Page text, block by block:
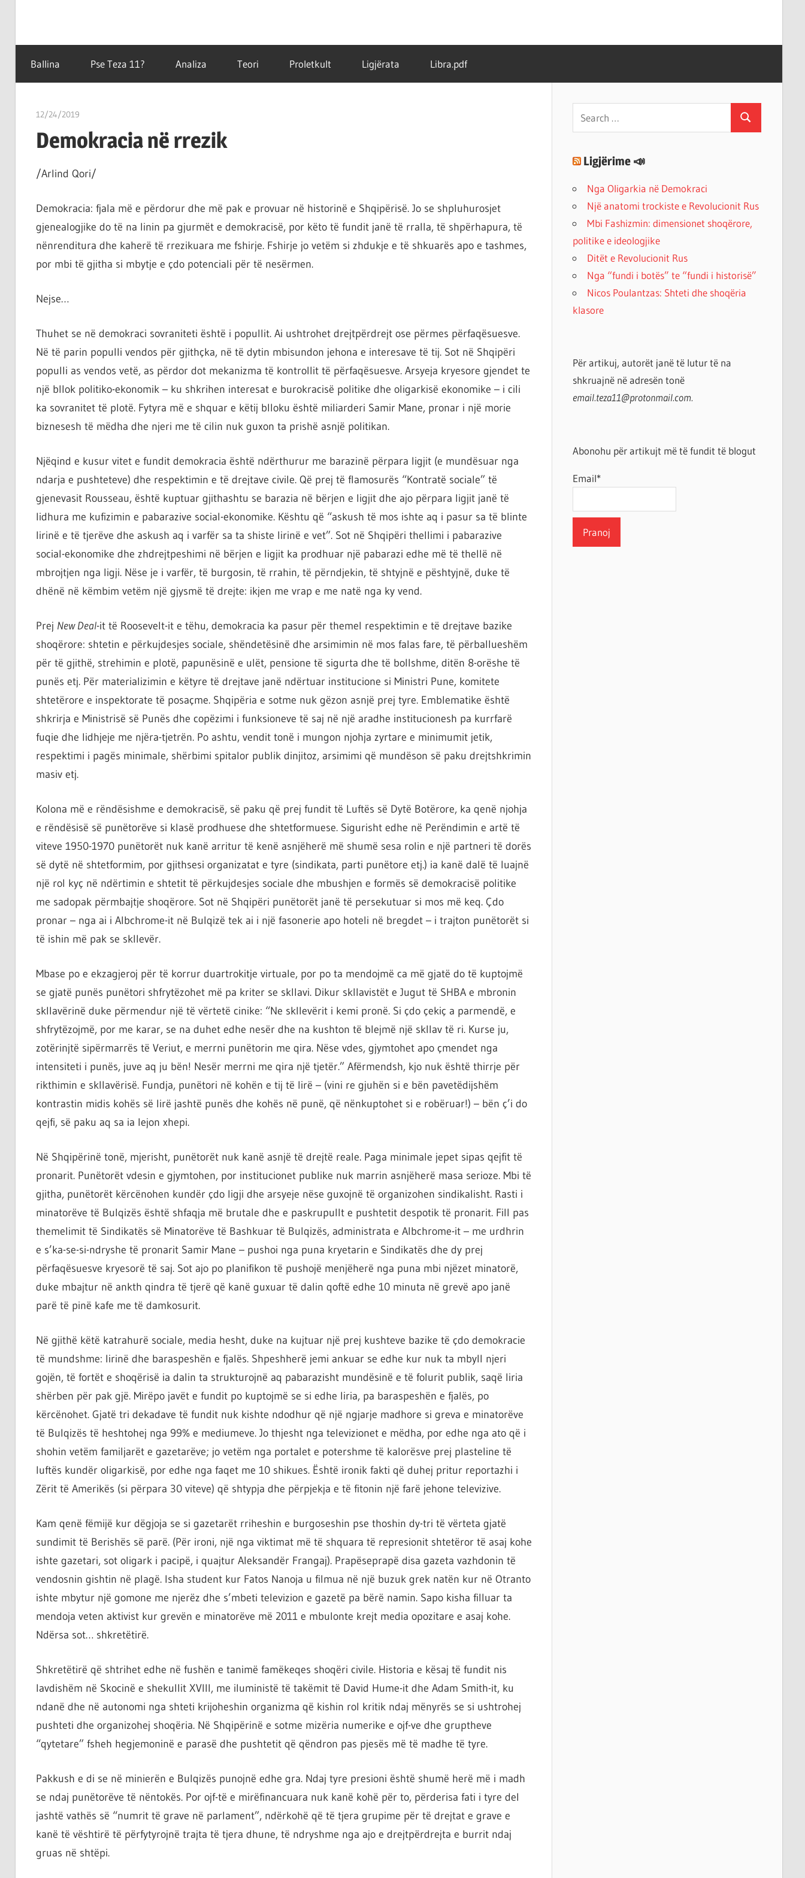
Teza
11
vetëm
e
kanë
në
mënyra
të
ndryshme
por
çështja
është
ta
atë.
Ballina Pse Teza 11? Analiza Teori Proletkult Ligjërata Libra.pdf
12/24/2019
Demokracia në rrezik
/Arlind Qori/
Demokracia: fjala më e përdorur dhe më pak e provuar në historinë e Shqipërisë. Jo se shpluhurosjet
gjenealogjike do të na linin pa gjurmët e demokracisë, por këto të fundit janë të rralla, të shpërhapura, të
nënrenditura dhe kaherë të rrezikuara me fshirje. Fshirje jo vetëm si zhdukje e të shkuarës apo e tashmes,
por mbi të gjitha si mbytje e çdo potenciali për të nesërmen.
Nejse…
Thuhet se në demokraci sovraniteti është i popullit. Ai ushtrohet drejtpërdrejt ose përmes përfaqësuesve.
Në të parin populli vendos për gjithçka, në të dytin mbisundon jehona e interesave të tij. Sot në Shqipëri
populli as vendos vetë, as përdor dot mekanizma të kontrollit të përfaqësuesve. Arsyeja kryesore gjendet te
një bllok politiko-ekonomik – ku shkrihen interesat e burokracisë politike dhe oligarkisë ekonomike – i cili
ka sovranitet të plotë. Fytyra më e shquar e këtij blloku është miliarderi Samir Mane, pronar i një morie
biznesesh të mëdha dhe njeri me të cilin nuk guxon ta prishë asnjë politikan.
Njëqind e kusur vitet e fundit demokracia është ndërthurur me barazinë përpara ligjit (e mundësuar nga
ndarja e pushteteve) dhe respektimin e të drejtave civile. Që prej të flamosurës “Kontratë sociale” të
gjenevasit Rousseau, është kuptuar gjithashtu se barazia në bërjen e ligjit dhe ajo përpara ligjit janë të
lidhura me kufizimin e pabarazive social-ekonomike. Kështu që “askush të mos ishte aq i pasur sa të blinte
lirinë e të tjerëve dhe askush aq i varfër sa ta shiste lirinë e vet”. Sot në Shqipëri thellimi i pabarazive
social-ekonomike dhe zhdrejtpeshimi në bërjen e ligjit ka prodhuar një pabarazi edhe më të thellë në
mbrojtjen nga ligji. Nëse je i varfër, të burgosin, të rrahin, të përndjekin, të shtyjnë e pështyjnë, duke të
dhënë në këmbim vetëm një gjysmë të drejte: ikjen me vrap e me natë nga ky vend.
Prej New Deal-it të Roosevelt-it e tëhu, demokracia ka pasur për themel respektimin e të drejtave bazike
shoqërore: shtetin e përkujdesjes sociale, shëndetësinë dhe arsimimin në mos falas fare, të përballueshëm
për të gjithë, strehimin e plotë, papunësinë e ulët, pensione të sigurta dhe të bollshme, ditën 8-orëshe të
punës etj. Për materializimin e këtyre të drejtave janë ndërtuar institucione si Ministri Pune, komitete
shtetërore e inspektorate të posaçme. Shqipëria e sotme nuk gëzon asnjë prej tyre. Emblematike është
shkrirja e Ministrisë së Punës dhe copëzimi i funksioneve të saj në një aradhe institucionesh pa kurrfarë
fuqie dhe lidhjeje me njëra-tjetrën. Po ashtu, vendit tonë i mungon njohja zyrtare e minimumit jetik,
respektimi i pagës minimale, shërbimi spitalor publik dinjitoz, arsimimi që mundëson së paku drejtshkrimin
masiv etj.
Kolona më e rëndësishme e demokracisë, së paku që prej fundit të Luftës së Dytë Botërore, ka qenë njohja
e rëndësisë së punëtorëve si klasë prodhuese dhe shtetformuese. Sigurisht edhe në Perëndimin e artë të
viteve 1950-1970 punëtorët nuk kanë arritur të kenë asnjëherë më shumë sesa rolin e një partneri të dorës
së dytë në shtetformim, por gjithsesi organizatat e tyre (sindikata, parti punëtore etj.) ia kanë dalë të luajnë
një rol kyç në ndërtimin e shtetit të përkujdesjes sociale dhe mbushjen e formës së demokracisë politike
me sadopak përmbajtje shoqërore. Sot në Shqipëri punëtorët janë të persekutuar si mos më keq. Çdo
pronar – nga ai i Albchrome-it në Bulqizë tek ai i një fasonerie apo hoteli në bregdet – i trajton punëtorët si
të ishin më pak se skllevër.
Mbase po e ekzagjeroj për të korrur duartrokitje virtuale, por po ta mendojmë ca më gjatë do të kuptojmë
se gjatë punës punëtori shfrytëzohet më pa kriter se skllavi. Dikur skllavistët e Jugut të SHBA e mbronin
skllavërinë duke përmendur një të vërtetë cinike: “Ne skllevërit i kemi pronë. Si çdo çekiç a parmendë, e
shfrytëzojmë, por me karar, se na duhet edhe nesër dhe na kushton të blejmë një skllav të ri. Kurse ju,
zotërinjtë sipërmarrës të Veriut, e merrni punëtorin me qira. Nëse vdes, gjymtohet apo çmendet nga
intensiteti i punës, juve aq ju bën! Nesër merrni me qira një tjetër.” Afërmendsh, kjo nuk është thirrje për
rikthimin e skllavërisë. Fundja, punëtori në kohën e tij të lirë – (vini re gjuhën si e bën pavetëdijshëm
kontrastin midis kohës së lirë jashtë punës dhe kohës në punë, që nënkuptohet si e robëruar!) – bën ç’i do
qejfi, së paku aq sa ia lejon xhepi.
Në Shqipërinë tonë, mjerisht, punëtorët nuk kanë asnjë të drejtë reale. Paga minimale jepet sipas qejfit të
pronarit. Punëtorët vdesin e gjymtohen, por institucionet publike nuk marrin asnjëherë masa serioze. Mbi të
gjitha, punëtorët kërcënohen kundër çdo ligji dhe arsyeje nëse guxojnë të organizohen sindikalisht. Rasti i
minatorëve të Bulqizës është shfaqja më brutale dhe e paskrupullt e pushtetit despotik të pronarit. Fill pas
themelimit të Sindikatës së Minatorëve të Bashkuar të Bulqizës, administrata e Albchrome-it – me urdhrin
e s’ka-se-si-ndryshe të pronarit Samir Mane – pushoi nga puna kryetarin e Sindikatës dhe dy prej
përfaqësuesve kryesorë të saj. Sot ajo po planifikon të pushojë menjëherë nga puna mbi njëzet minatorë,
duke mbajtur në ankth qindra të tjerë që kanë guxuar të dalin qoftë edhe 10 minuta në grevë apo janë
parë të pinë kafe me të damkosurit.
Në gjithë këtë katrahurë sociale, media hesht, duke na kujtuar një prej kushteve bazike të çdo demokracie
të mundshme: lirinë dhe baraspeshën e fjalës. Shpeshherë jemi ankuar se edhe kur nuk ta mbyll njeri
gojën, të fortët e shoqërisë ia dalin ta strukturojnë aq pabarazisht mundësinë e të folurit publik, saqë liria
shërben për pak gjë. Mirëpo javët e fundit po kuptojmë se si edhe liria, pa baraspeshën e fjalës, po
kërcënohet. Gjatë tri dekadave të fundit nuk kishte ndodhur që një ngjarje madhore si greva e minatorëve
të Bulqizës të heshtohej nga 99% e mediumeve. Jo thjesht nga televizionet e mëdha, por edhe nga ato që i
shohin vetëm familjarët e gazetarëve; jo vetëm nga portalet e potershme të kalorësve prej plasteline të
luftës kundër oligarkisë, por edhe nga faqet me 10 shikues. Është ironik fakti që duhej pritur reportazhi i
Zërit të Amerikës (si përpara 30 viteve) që shtypja dhe përpjekja e të fitonin një farë jehone televizive.
Kam qenë fëmijë kur dëgjoja se si gazetarët rriheshin e burgoseshin pse thoshin dy-tri të vërteta gjatë
sundimit të Berishës së parë. (Për ironi, një nga viktimat më të shquara të represionit shtetëror të asaj kohe
ishte gazetari, sot oligark i pacipë, i quajtur Aleksandër Frangaj). Prapëseprapë disa gazeta vazhdonin të
vendosnin gishtin në plagë. Isha student kur Fatos Nanoja u filmua në një buzuk grek natën kur në Otranto
ishte mbytur një gomone me njerëz dhe s’mbeti televizion e gazetë pa bërë namin. Sapo kisha filluar ta
mendoja veten aktivist kur grevën e minatorëve më 2011 e mbulonte krejt media opozitare e asaj kohe.
Ndërsa sot… shkretëtirë.
Shkretëtirë që shtrihet edhe në fushën e tanimë famëkeqes shoqëri civile. Historia e kësaj të fundit nis
lavdishëm në Skocinë e shekullit XVIII, me iluministë të takëmit të David Hume-it dhe Adam Smith-it, ku
ndanë dhe në autonomi nga shteti krijoheshin organizma që kishin rol kritik ndaj mënyrës se si ushtrohej
pushteti dhe organizohej shoqëria. Në Shqipërinë e sotme mizëria numerike e ojf-ve dhe gruptheve
“qytetare” fsheh hegjemoninë e parasë dhe pushtetit që qëndron pas pjesës më të madhe të tyre.
Pakkush e di se në minierën e Bulqizës punojnë edhe gra. Ndaj tyre presioni është shumë herë më i madh
se ndaj punëtorëve të nëntokës. Por ojf-të e mirëfinancuara nuk kanë kohë për to, përderisa fati i tyre del
jashtë vathës së “numrit të grave në parlament”, ndërkohë që të tjera grupime për të drejtat e grave e
kanë të vështirë të përfytyrojnë trajta të tjera dhune, të ndryshme nga ajo e drejtpërdrejta e burrit ndaj
gruas në shtëpi.
Search
Ligjërime 📣
Nga Oligarkia në Demokraci
Një anatomi trockiste e Revolucionit Rus
Mbi Fashizmin: dimensionet shoqërore,
politike e ideologjike
Ditët e Revolucionit Rus
Nga “fundi i botës” te “fundi i historisë”
Nicos Poulantzas: Shteti dhe shoqëria
klasore
Për artikuj, autorët janë të lutur të na
shkruajnë në adresën tonë
email.teza11@protonmail.com.
Abonohu për artikujt më të fundit të blogut
Email*